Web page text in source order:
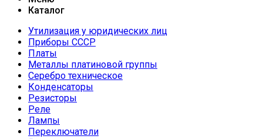
Каталог
Утилизация у юридических лиц
Приборы СССР
Платы
Металлы платиновой группы
Серебро техническое
Конденсаторы
Резисторы
Реле
Лампы
Переключатели